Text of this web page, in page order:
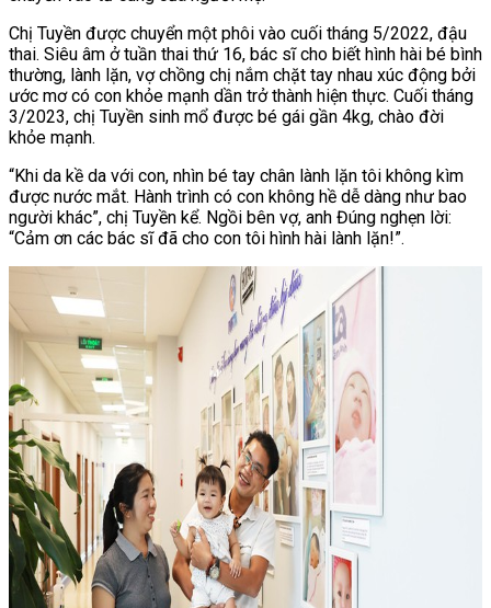
Chị Tuyền được chuyển một phôi vào cuối tháng 5/2022, đậu
thai. Siêu âm ở tuần thai thứ 16, bác sĩ cho biết hình hài bé bình
thường, lành lặn, vợ chồng chị nắm chặt tay nhau xúc động bởi
ước mơ có con khỏe mạnh dần trở thành hiện thực. Cuối tháng
3/2023, chị Tuyền sinh mổ được bé gái gần 4kg, chào đời
khỏe mạnh.
“Khi da kề da với con, nhìn bé tay chân lành lặn tôi không kìm
được nước mắt. Hành trình có con không hề dễ dàng như bao
người khác”, chị Tuyền kể. Ngồi bên vợ, anh Đúng nghẹn lời:
“Cảm ơn các bác sĩ đã cho con tôi hình hài lành lặn!”.